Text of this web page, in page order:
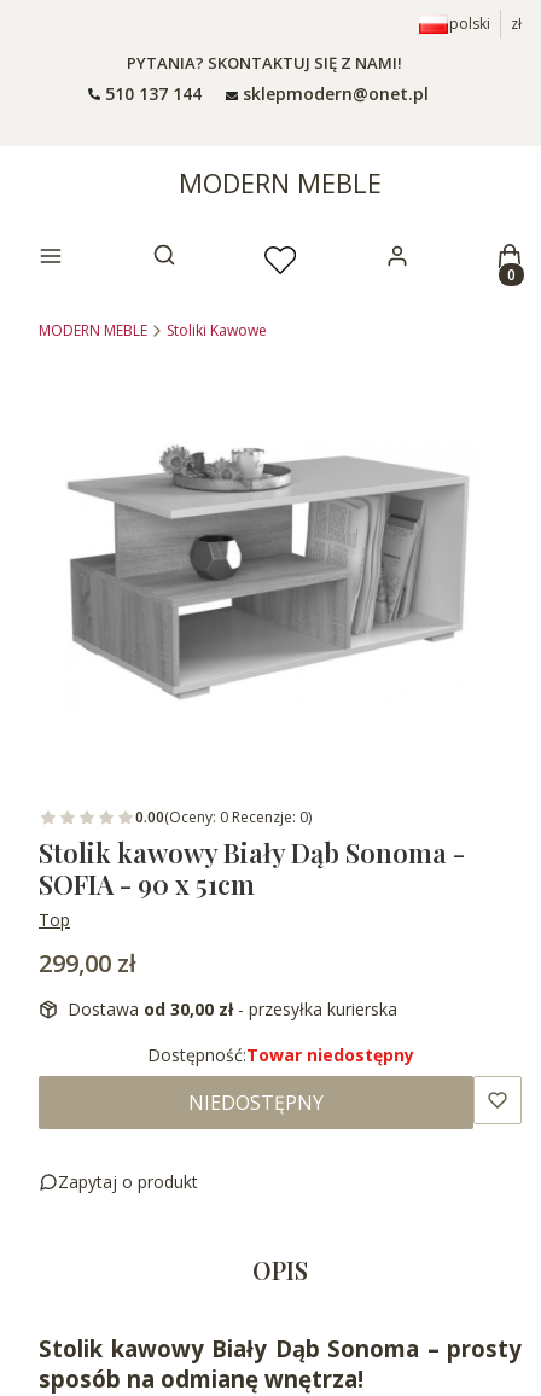
polski zł
PYTANIA? SKONTAKTUJ SIĘ Z NAMI!
510 137 144 sklepmodern@onet.pl
MODERN MEBLE
Otwórz wyszukiwarkę
MODERN MEBLE Stoliki Kawowe
0.00(Oceny: 0 Recenzje: 0)
Stolik kawowy Biały Dąb Sonoma -
SOFIA - 90 x 51cm
Top
Cena
299,00 zł
Dostawa od 30,00 zł - przesyłka kurierska
Dostępność:Towar niedostępny
NIEDOSTĘPNY
Zapytaj o produkt
OPIS
Stolik kawowy Biały Dąb Sonoma – prosty
sposób na odmianę wnętrza!